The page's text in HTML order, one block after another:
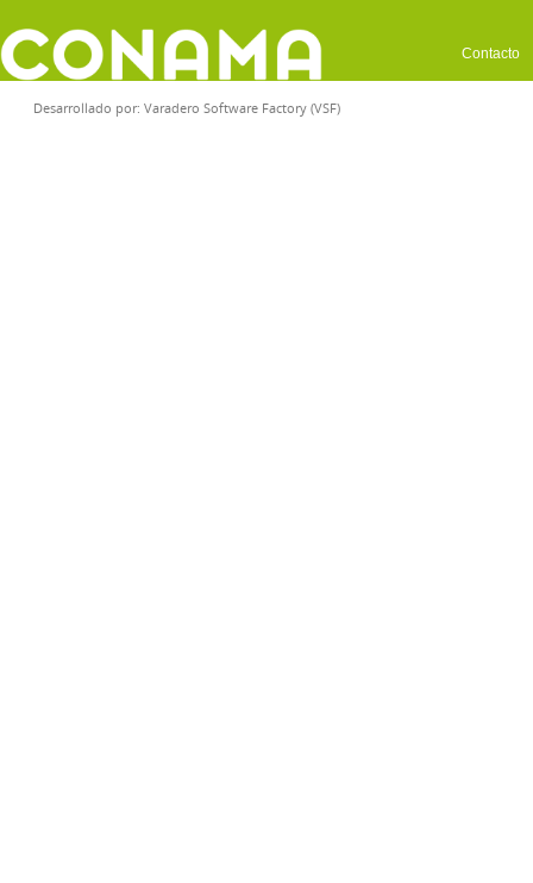
Contacto
Desarrollado por: Varadero Software Factory (VSF)